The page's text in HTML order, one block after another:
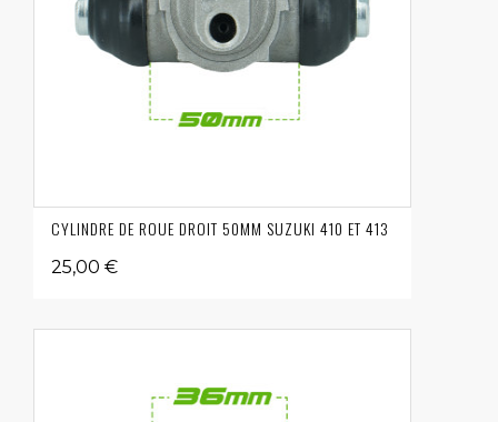
CYLINDRE DE ROUE DROIT 50MM SUZUKI 410 ET 413
25,00 €